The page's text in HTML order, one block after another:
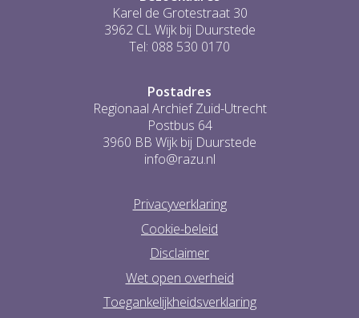
Karel de Grotestraat 30
3962 CL Wijk bij Duurstede
Tel: 088 530 0170
Postadres
Regionaal Archief Zuid-Utrecht
Postbus 64
3960 BB Wijk bij Duurstede
info@razu.nl
Privacyverklaring
Cookie-beleid
Disclaimer
Wet open overheid
Toegankelijkheidsverklaring